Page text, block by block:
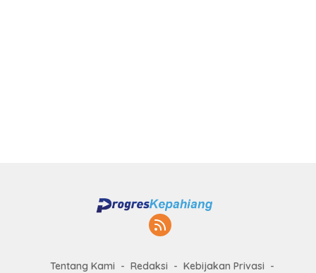
Tentang Kami Redaksi Kebijakan Privasi